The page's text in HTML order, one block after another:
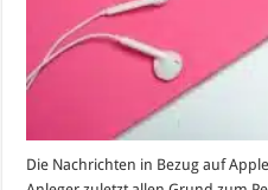
Die Nachrichten in Bezug auf